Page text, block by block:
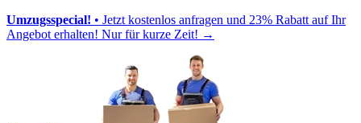
Umzugsspecial! • Jetzt kostenlos anfragen und 23% Rabatt auf Ihr
Angebot erhalten! Nur für kurze Zeit! →